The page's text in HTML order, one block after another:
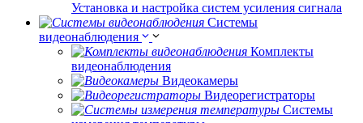
Установка и настройка систем усиления сигнала
Системы
видеонаблюдения
Комплекты
видеонаблюдения
Видеокамеры
Видеорегистраторы
Системы